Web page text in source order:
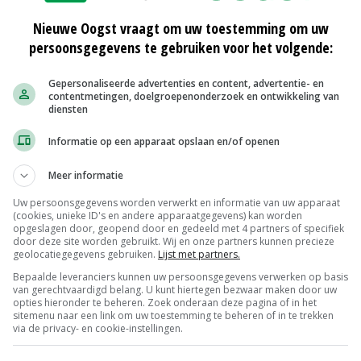
vlaggen en meerdere rode...
de stal uit op zorgboerderij Op Aarde
Alexander en Koningin Máxima zijn zaterdag in het kader van
Oranje Fonds aan de slag gegaan op zorgboerderij Op Aarde in
met jonge Friese boeren
Alexander en koningin Máxima bezochten donderdag
lieten zich over de landbouwsector bijpraten door Agrarische
Kaasboerderij De...
Nieuwe Oogst vraagt om uw toestemming om uw
persoonsgegevens te gebruiken voor het volgende:
Gepersonaliseerde advertenties en content, advertentie- en
contentmetingen, doelgroepenonderzoek en ontwikkeling van
diensten
Informatie op een apparaat opslaan en/of openen
Meer informatie
Uw persoonsgegevens worden verwerkt en informatie van uw apparaat
(cookies, unieke ID's en andere apparaatgegevens) kan worden
opgeslagen door, geopend door en gedeeld met 4 partners of specifiek
door deze site worden gebruikt. Wij en onze partners kunnen precieze
geolocatiegegevens gebruiken. Lijst met partners.
Bepaalde leveranciers kunnen uw persoonsgegevens verwerken op basis
van gerechtvaardigd belang. U kunt hiertegen bezwaar maken door uw
opties hieronder te beheren. Zoek onderaan deze pagina of in het
sitemenu naar een link om uw toestemming te beheren of in te trekken
via de privacy- en cookie-instellingen.